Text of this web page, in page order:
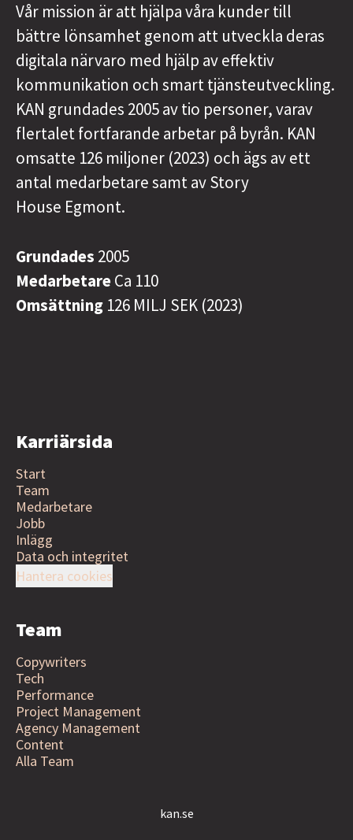
Vår mission är att hjälpa våra kunder till
bättre lönsamhet genom att utveckla deras
digitala närvaro med hjälp av effektiv
kommunikation och smart tjänsteutveckling.
KAN grundades 2005 av tio personer, varav
flertalet fortfarande arbetar på byrån. KAN
omsatte 126 miljoner (2023) och ägs av ett
antal medarbetare samt av Story
House Egmont.
Grundades 2005
MedarbetareCa 110
Omsättning 126 MILJ SEK (2023)
Karriärsida
Start
Team
Medarbetare
Jobb
Inlägg
Data och integritet
Hantera cookies
Team
Copywriters
Tech
Performance
Project Management
Agency Management
Content
Alla Team
kan.se